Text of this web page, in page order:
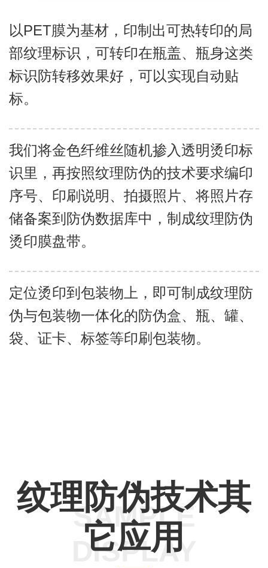
以PET膜为基材，印制出可热转印的局
部纹理标识，可转印在瓶盖、瓶身这类
标识防转移效果好，可以实现自动贴
标。
我们将金色纤维丝随机掺入透明烫印标
识里，再按照纹理防伪的技术要求编印
序号、印刷说明、拍摄照片、将照片存
储备案到防伪数据库中，制成纹理防伪
烫印膜盘带。
定位烫印到包装物上，即可制成纹理防
伪与包装物一体化的防伪盒、瓶、罐、
袋、证卡、标签等印刷包装物。
纹理防伪技术其
它应用
SAMPLE
DISPLAY